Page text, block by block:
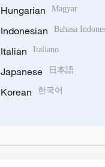
Hungarian Magyar
Indonesian Bahasa
Italian Italiano
Japanese 日本語
Korean 한국어